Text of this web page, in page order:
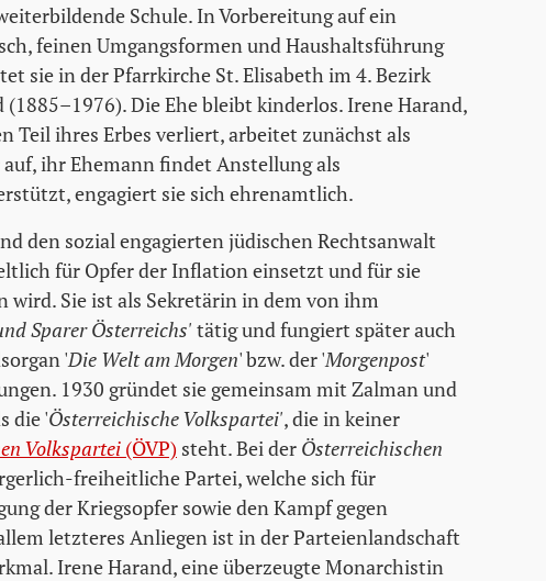
Schule. In Vorbereitung auf ein
feinen Umgangsformen und Haushaltsführung
sie in der Pfarrkirche St. Elisabeth im 4. Bezirk
Die Ehe bleibt kinderlos. Irene Harand,
Teil ihres Erbes verliert, arbeitet zunächst als
ihr Ehemann findet Anstellung als
engagiert sie sich ehrenamtlich.
den sozial engagierten jüdischen Rechtsanwalt
für Opfer der Inflation einsetzt und für sie
Sie ist als Sekretärin in dem von ihm
Sparer Österreichs' tätig und fungiert später auch
'Die Welt am Morgen' bzw. der 'Morgenpost'
1930 gründet sie gemeinsam mit Zalman und
die 'Österreichische Volkspartei', die in keiner
Volkspartei (ÖVP) steht. Bei der Österreichischen
freiheitliche Partei, welche sich für
der Kriegsopfer sowie den Kampf gegen
letzteres Anliegen ist in der Parteienlandschaft
Irene Harand, eine überzeugte Monarchistin